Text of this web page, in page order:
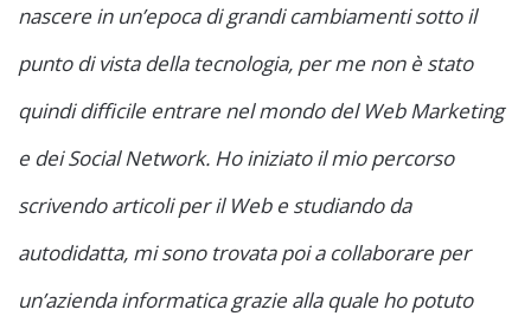
nascere in un’epoca di grandi cambiamenti sotto il
punto di vista della tecnologia, per me non è stato
quindi difficile entrare nel mondo del Web Marketing
e dei Social Network. Ho iniziato il mio percorso
scrivendo articoli per il Web e studiando da
autodidatta, mi sono trovata poi a collaborare per
un’azienda informatica grazie alla quale ho potuto